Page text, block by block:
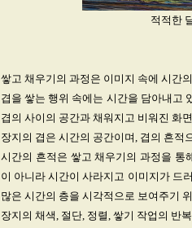
적적한
쌓고 채우기의 과정은 이미지 속에 시간
겹을 쌓는 행위 속에는 시간을 담아내고
겹의 사이의 공간과 채워지고 비워진 화
장지의 겹은 시간의 공간이며, 겹의 흔적
시간의 흔적은 쌓고 채우기의 과정을 통
이 아니라 시간이 사라지고 이미지가 드
많은 시간의 층을 시각적으로 보여주기
장지의 채색, 절단, 정렬, 쌓기 작업의 반